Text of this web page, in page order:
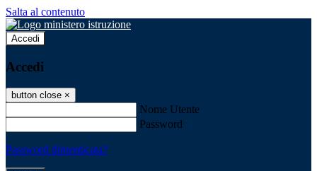
Salta al contenuto
Accedi
Accedi
button close ×
Nome Utente
Password
Password dimenticata?